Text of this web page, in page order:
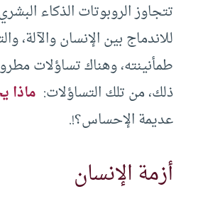
تتجاوز الروبوتات الذكاء
للاندماج بين الإنسان
طمأنينته، وهناك تساؤلات
ذلك، من تلك التساؤلات: ماذا
عديمة الإحساس؟!.
أزمة الإنسان